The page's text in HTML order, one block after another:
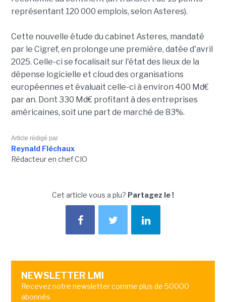
représentant 120 000 emplois, selon Asteres).
Cette nouvelle étude du cabinet Asteres, mandaté
par le Cigref, en prolonge une première, datée d'avril
2025. Celle-ci se focalisait sur l'état des lieux de la
dépense logicielle et cloud des organisations
européennes et évaluait celle-ci à environ 400 Md€
par an. Dont 330 Md€ profitant à des entreprises
américaines, soit une part de marché de 83%.
Article rédigé par
Reynald Fléchaux
Rédacteur en chef CIO
Cet article vous a plu? Partagez le !
NEWSLETTER LMI
Recevez notre newsletter comme plus de 50000
abonnés